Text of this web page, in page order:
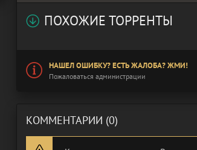
ПОХОЖИЕ ТОРРЕНТЫ
НАШЕЛ ОШИБКУ? ЕСТЬ ЖАЛОБА? ЖМИ!
Пожаловаться администрации
КОММЕНТАРИИ (0)